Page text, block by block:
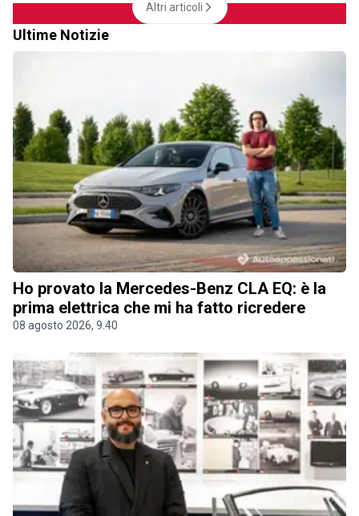
Altri articoli
Ultime Notizie
Ho provato la Mercedes-Benz CLA EQ: è la
prima elettrica che mi ha fatto ricredere
08 agosto 2026, 9.40